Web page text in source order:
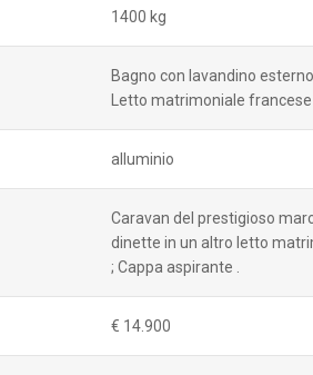
1400 kg
Bagno con lavandino
Letto matrimoniale francese
alluminio
Caravan del prestigioso
dinette in un altro letto
; Cappa aspirante .
€ 14.900